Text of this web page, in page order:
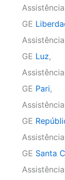
GE
GE Luz,
GE Pari,
GE
GE Santa